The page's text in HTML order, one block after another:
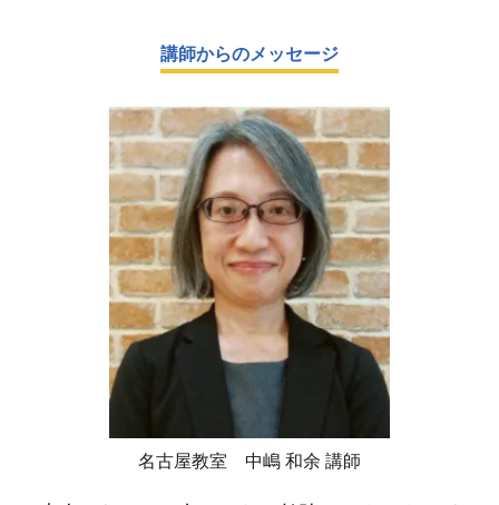
講師からのメッセージ
名古屋教室 中嶋 和余 講師